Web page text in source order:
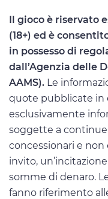
Il gioco è riservato
(18+) ed è
in possesso di
dall’Agenzia delle
AAMS). Le
quote pubblicate in
esclusivamente
soggette a
concessionari e
invito,
somme di denaro.
fanno riferimento